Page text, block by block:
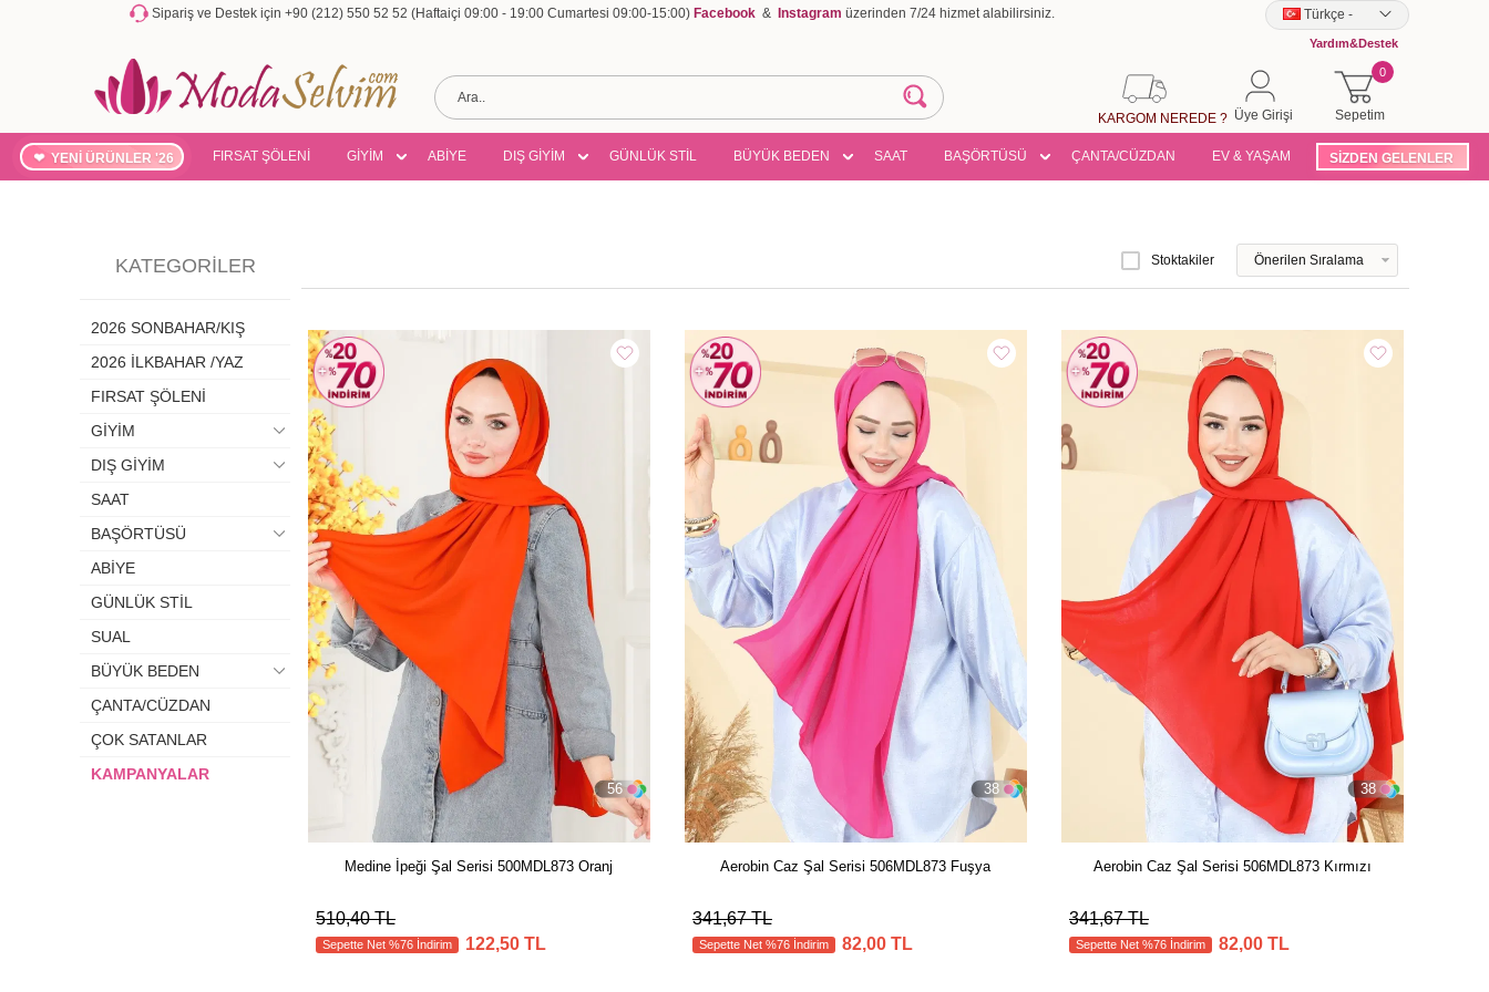
Sipariş ve Destek için +90 (212) 550 52 52 (Haftaiçi 09:00 - 19:00 Cumartesi 09:00-15:00) Facebook & Instagram üzerinden 7/24 hizmet alabilirsiniz. Türkçe -
Yardım&Destek
Sepetim
0
Üye Girişi
KARGOM NEREDE ?
YENİ ÜRÜNLER '26 FIRSAT ŞÖLENİ GİYİM ABİYE DIŞ GİYİM GÜNLÜK STİL BÜYÜK BEDEN SAAT BAŞÖRTÜSÜ ÇANTA/CÜZDAN EV & YAŞAM SİZDEN GELENLER
KATEGORILER
2026 SONBAHAR/KIŞ
2026 İLKBAHAR /YAZ
FIRSAT ŞÖLENİ
GİYİM
DIŞ GİYİM
SAAT
BAŞÖRTÜSÜ
ABİYE
GÜNLÜK STİL
SUAL
BÜYÜK BEDEN
ÇANTA/CÜZDAN
ÇOK SATANLAR
KAMPANYALAR
Stoktakiler
56
Medine İpeği Şal Serisi 500MDL873 Oranj
510,40 TL
Sepette Net %76 İndirim 122,50 TL
38
Aerobin Caz Şal Serisi 506MDL873 Fuşya
341,67 TL
Sepette Net %76 İndirim 82,00 TL
38
Aerobin Caz Şal Serisi 506MDL873 Kırmızı
341,67 TL
Sepette Net %76 İndirim 82,00 TL